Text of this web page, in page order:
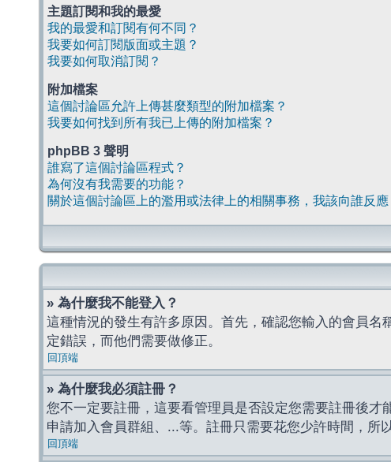
主題訂閱和我的最愛
我的最愛和訂閱有何不同？
我要如何訂閱版面或主題？
我要如何取消訂閱？
附加檔案
這個討論區允許上傳甚麼類型的附加檔案？
我要如何找到所有我已上傳的附加檔案？
phpBB 3 聲明
誰寫了這個討論區程式？
為何沒有我需要的功能？
關於這個討論區上的濫用或法律上的相關事務，我該向誰反應
» 為什麼我不能登入？
這種情況的發生有許多原因。首先，確認您輸入的會員
定錯誤，而他們需要做修正。
回頂端
» 為什麼我必須註冊？
您不一定要註冊，這要看管理員是否設定您需要註冊後
申請加入會員群組、...等。註冊只需要花您少許時間，所
回頂端